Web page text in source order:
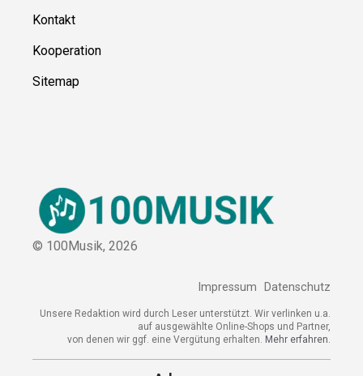
Kontakt
Kooperation
Sitemap
© 100Musik, 2026
Impressum Datenschutz
Unsere Redaktion wird durch Leser unterstützt. Wir verlinken u.a.
auf ausgewählte Online-Shops und Partner,
von denen wir ggf. eine Vergütung erhalten. Mehr erfahren.